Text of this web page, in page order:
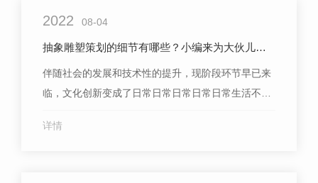
在我国也陆续发布有关政策，为钢结构建筑的...
2022 08-04
抽象雕塑策划的细节有哪些？小编来为大伙儿分享一下！
伴随社会的发展和技术性的提升，现阶段环节早已来
临，文化创新变成了日常日常日常日常日常生活不可
内里边，很容易看到有一些文化创新，这种文化创新
详情